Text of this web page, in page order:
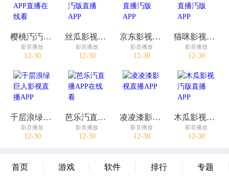
樱桃汅汅APP直播在线看
影音播放
12-30
丝瓜影视汅版直播APP
影音播放
12-30
京东影视直播汅版APP
影音播放
12-30
猫咪影视直播汅版APP
影音播放
12-30
千层浪绿巨人影视直播APP
影音播放
12-30
芭乐汅直播APP在线看
影音播放
12-30
凌凌漆影视直播APP
影音播放
12-30
木瓜影视汅版直播APP
影音播放
12-30
首页 游戏 软件 排行 专题